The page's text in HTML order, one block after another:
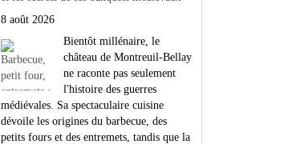
8 août 2026
Bientôt millénaire, le
château de Montreuil-Bellay
ne raconte pas seulement
l'histoire des guerres
médiévales. Sa spectaculaire cuisine
dévoile les origines du barbecue, des
petits fours et des entremets, tandis que la